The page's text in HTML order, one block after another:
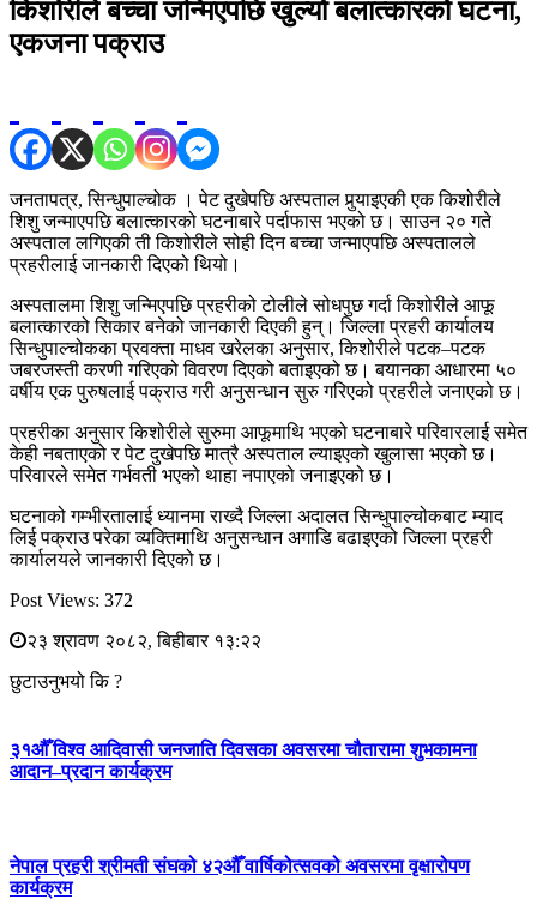
किशोरीले बच्चा जन्मिएपछि खुल्यो बलात्कारको घटना,
एकजना पक्राउ
जनतापत्र, सिन्धुपाल्चोक । पेट दुखेपछि अस्पताल पुर्‍याइएकी एक किशोरीले
शिशु जन्माएपछि बलात्कारको घटनाबारे पर्दाफास भएको छ। साउन २० गते
अस्पताल लगिएकी ती किशोरीले सोही दिन बच्चा जन्माएपछि अस्पतालले
प्रहरीलाई जानकारी दिएको थियो।
अस्पतालमा शिशु जन्मिएपछि प्रहरीको टोलीले सोधपुछ गर्दा किशोरीले आफू
बलात्कारको सिकार बनेको जानकारी दिएकी हुन्। जिल्ला प्रहरी कार्यालय
सिन्धुपाल्चोकका प्रवक्ता माधव खरेलका अनुसार, किशोरीले पटक–पटक
जबरजस्ती करणी गरिएको विवरण दिएको बताइएको छ। बयानका आधारमा ५०
वर्षीय एक पुरुषलाई पक्राउ गरी अनुसन्धान सुरु गरिएको प्रहरीले जनाएको छ।
प्रहरीका अनुसार किशोरीले सुरुमा आफूमाथि भएको घटनाबारे परिवारलाई समेत
केही नबताएको र पेट दुखेपछि मात्रै अस्पताल ल्याइएको खुलासा भएको छ।
परिवारले समेत गर्भवती भएको थाहा नपाएको जनाइएको छ।
घटनाको गम्भीरतालाई ध्यानमा राख्दै जिल्ला अदालत सिन्धुपाल्चोकबाट म्याद
लिई पक्राउ परेका व्यक्तिमाथि अनुसन्धान अगाडि बढाइएको जिल्ला प्रहरी
कार्यालयले जानकारी दिएको छ।
Post Views: 372
२३ श्रावण २०८२, बिहीबार १३:२२
छुटाउनुभयो कि ?
३१औँ विश्व आदिवासी जनजाति दिवसका अवसरमा चौतारामा शुभकामना
आदान–प्रदान कार्यक्रम
नेपाल प्रहरी श्रीमती संघको ४२औँ वार्षिकोत्सवको अवसरमा वृक्षारोपण
कार्यक्रम